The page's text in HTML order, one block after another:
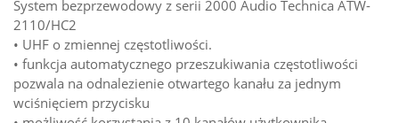
System bezprzewodowy z serii 2000 Audio Technica ATW-
2110/HC2
• UHF o zmiennej częstotliwości.
• funkcja automatycznego przeszukiwania częstotliwości
pozwala na odnalezienie otwartego kanału za jednym
wciśnięciem przycisku